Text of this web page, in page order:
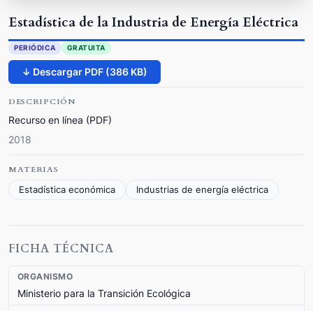
Estadística de la Industria de Energía Eléctrica
PERIÓDICA GRATUITA
↓ Descargar PDF (386 KB)
DESCRIPCIÓN
Recurso en línea (PDF)
2018
MATERIAS
Estadística económica
Industrias de energía eléctrica
FICHA TÉCNICA
ORGANISMO
Ministerio para la Transición Ecológica